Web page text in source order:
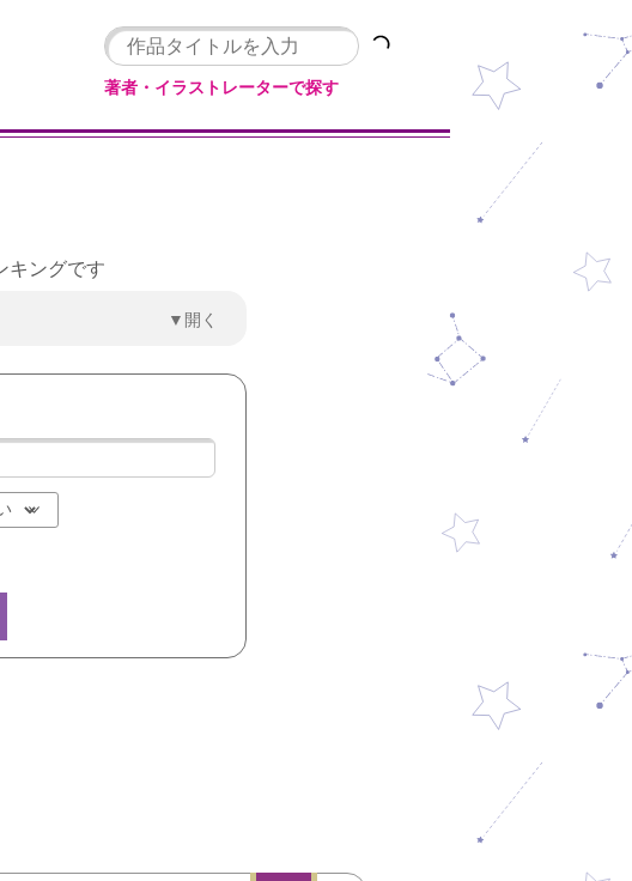
著者・イラストレーターで探す
キングです
▼開く